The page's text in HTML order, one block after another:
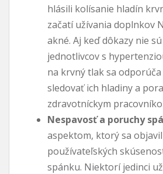
hlásili kolísanie hladín
začatí užívania doplnkov
akné. Aj keď dôkazy nie
jednotlivcov s
na krvný tlak sa
sledovať ich hladiny a
zdravotníckym
Nespavosť a poruchy
aspektom, ktorý sa
používateľských
spánku. Niektorí jedinci